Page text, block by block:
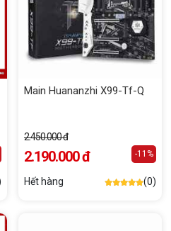
Main Huananzhi X99-Tf-Q
2.450.000 đ
2.190.000 đ -11%
Hết hàng (0)